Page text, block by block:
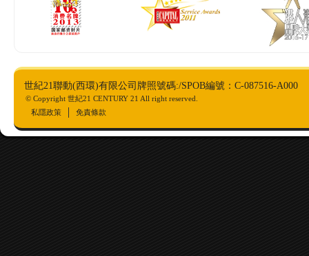
世紀21聯動(西環)有限公司牌照號碼:/SPOB編號：C-087516-A000
© Copyright 世紀21 CENTURY 21 All right reserved.
私隱政策
免責條款